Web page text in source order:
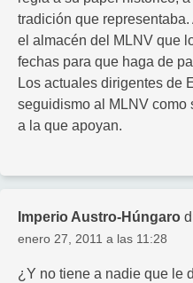
tradición que
el almacén del MLNV que
fechas para que haga de
Los actuales dirigentes de
seguidismo al MLNV como
a la que apoyan.
Imperio Austro-Húngaro
enero 27, 2011 a las 11:28
¿Y no tiene a nadie que le